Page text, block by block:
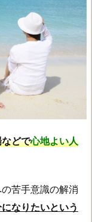
どで心地よい人
苦手意識の解消
なりたいという